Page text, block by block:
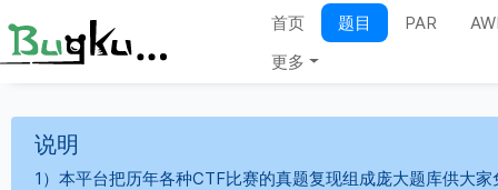
首页 题目 PAR
更多
说明
1）本平台把历年各种CTF比赛的真题复现组成庞大题库供大